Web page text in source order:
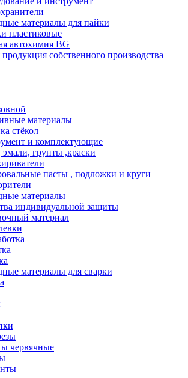
материалы для пайки
пластиковые
автохимия BG
собственного производства
материалы
стёкол
и комплектующие
грунты ,краски
пасты , подложки и круги
материалы
индивидуальной защиты
материал
материалы для сварки
червячные